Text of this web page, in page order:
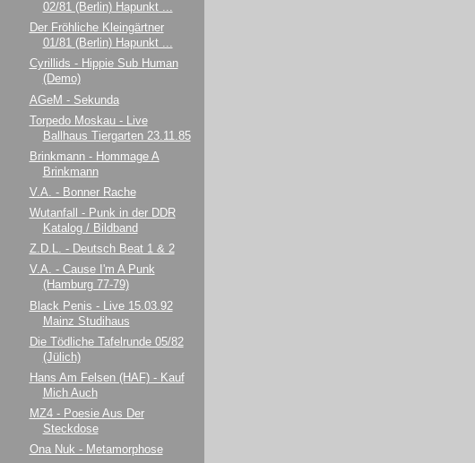
02/81 (Berlin) Hapunkt ...
Der Fröhliche Kleingärtner
01/81 (Berlin) Hapunkt ...
Cyrillids - Hippie Sub Human
(Demo)
AGeM - Sekunda
Torpedo Moskau - Live
Ballhaus Tiergarten 23.11.85
Brinkmann - Hommage A
Brinkmann
V.A. - Bonner Rache
Wutanfall - Punk in der DDR
Katalog / Bildband
Z.D.L. - Deutsch Beat 1 & 2
V.A. - Cause I'm A Punk
(Hamburg 77-79)
Black Penis - Live 15.03.92
Mainz Studihaus
Die Tödliche Tafelrunde 05/82
(Jülich)
Hans Am Felsen (HAF) - Kauf
Mich Auch
MZ4 - Poesie Aus Der
Steckdose
Ona Nuk - Metamorphose